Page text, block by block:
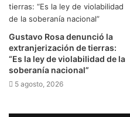
Gustavo Rosa denunció la
extranjerización de tierras:
“Es la ley de violabilidad de la
soberanía nacional”
5 agosto, 2026